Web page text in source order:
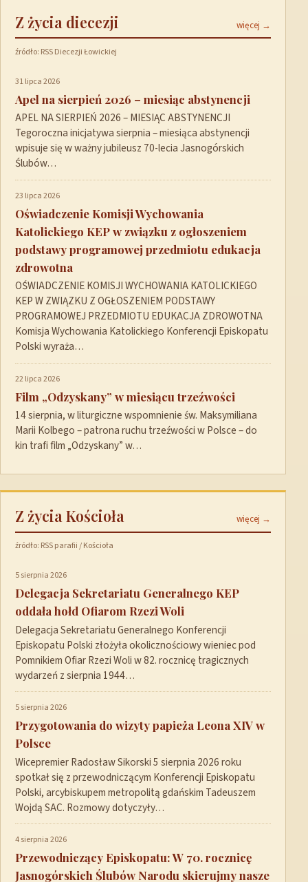
Z życia diecezji więcej →
źródło: RSS Diecezji Łowickiej
31 lipca 2026
Apel na sierpień 2026 – miesiąc abstynencji
APEL NA SIERPIEŃ 2026 – MIESIĄC ABSTYNENCJI
Tegoroczna inicjatywa sierpnia – miesiąca abstynencji
wpisuje się w ważny jubileusz 70-lecia Jasnogórskich
Ślubów…
23 lipca 2026
Oświadczenie Komisji Wychowania
Katolickiego KEP w związku z ogłoszeniem
podstawy programowej przedmiotu edukacja
zdrowotna
OŚWIADCZENIE KOMISJI WYCHOWANIA KATOLICKIEGO
KEP W ZWIĄZKU Z OGŁOSZENIEM PODSTAWY
PROGRAMOWEJ PRZEDMIOTU EDUKACJA ZDROWOTNA
Komisja Wychowania Katolickiego Konferencji Episkopatu
Polski wyraża…
22 lipca 2026
Film „Odzyskany” w miesiącu trzeźwości
14 sierpnia, w liturgiczne wspomnienie św. Maksymiliana
Marii Kolbego – patrona ruchu trzeźwości w Polsce – do
kin trafi film „Odzyskany” w…
Z życia Kościoła więcej →
źródło: RSS parafii / Kościoła
5 sierpnia 2026
Delegacja Sekretariatu Generalnego KEP
oddała hołd Ofiarom Rzezi Woli
Delegacja Sekretariatu Generalnego Konferencji
Episkopatu Polski złożyła okolicznościowy wieniec pod
Pomnikiem Ofiar Rzezi Woli w 82. rocznicę tragicznych
wydarzeń z sierpnia 1944…
5 sierpnia 2026
Przygotowania do wizyty papieża Leona XIV w
Polsce
Wicepremier Radosław Sikorski 5 sierpnia 2026 roku
spotkał się z przewodniczącym Konferencji Episkopatu
Polski, arcybiskupem metropolitą gdańskim Tadeuszem
Wojdą SAC. Rozmowy dotyczyły…
4 sierpnia 2026
Przewodniczący Episkopatu: W 70. rocznicę
Jasnogórskich Ślubów Narodu skierujmy nasze